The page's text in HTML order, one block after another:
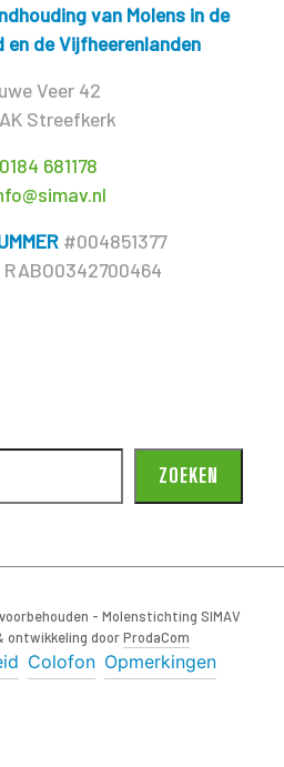
van Molens in de
de Vijfheerenlanden
Veer 42
Streefkerk
0184 681178
#004851377
RABO0342700464
ZOEKEN
- Molenstichting SIMAV
ontwikkeling doorProdaCom
Colofon Opmerkingen